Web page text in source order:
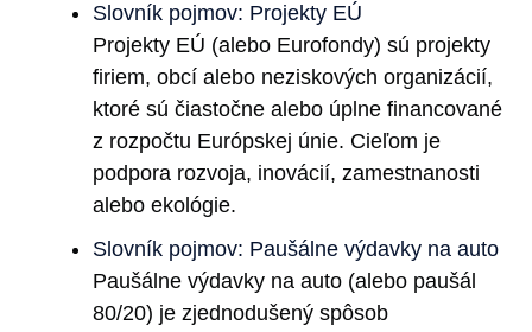
Slovník pojmov: Projekty EÚ
Projekty EÚ (alebo Eurofondy) sú projekty
firiem, obcí alebo neziskových organizácií,
ktoré sú čiastočne alebo úplne financované
z rozpočtu Európskej únie. Cieľom je
podpora rozvoja, inovácií, zamestnanosti
alebo ekológie.
Slovník pojmov: Paušálne výdavky na auto
Paušálne výdavky na auto (alebo paušál
80/20) je zjednodušený spôsob